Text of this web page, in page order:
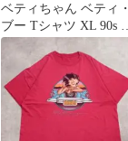
ベティちゃん ベティ・
ブー Tシャツ XL 90s コ
ピーライト ビンテージ